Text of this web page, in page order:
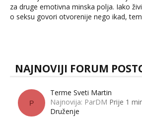
za druge emotivna minska polja. Iako
o seksu govori otvorenije nego ikad,
dalje izaziva burne rasprave. Što
NAJNOVIJI FORUM
P
Terme Sveti Martin
Najnovija: ParDM Prije 1
Druženje